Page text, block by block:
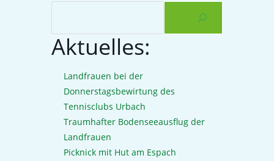
Aktuelles:
Landfrauen bei der
Donnerstagsbewirtung des
Tennisclubs Urbach
Traumhafter Bodenseeausflug der
Landfrauen
Picknick mit Hut am Espach